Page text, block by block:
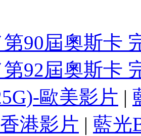
90屆奧斯卡
92屆奧斯卡
歐美影片 |
港影片 | 藍光